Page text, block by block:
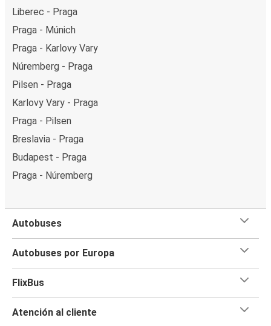
Liberec - Praga
Praga - Múnich
Praga - Karlovy Vary
Núremberg - Praga
Pilsen - Praga
Karlovy Vary - Praga
Praga - Pilsen
Breslavia - Praga
Budapest - Praga
Praga - Núremberg
Autobuses
Autobuses por Europa
FlixBus
Atención al cliente